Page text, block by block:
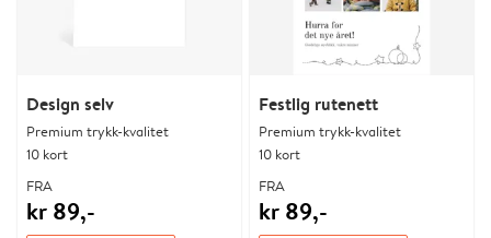
Design selv
Premium trykk-kvalitet
10 kort
FRA
kr 89,-
Festlig rutenett
Premium trykk-kvalitet
10 kort
FRA
kr 89,-